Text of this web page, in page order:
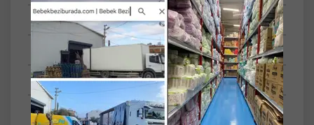
Tüm Yorumlar
Tüm Sorular
Anket